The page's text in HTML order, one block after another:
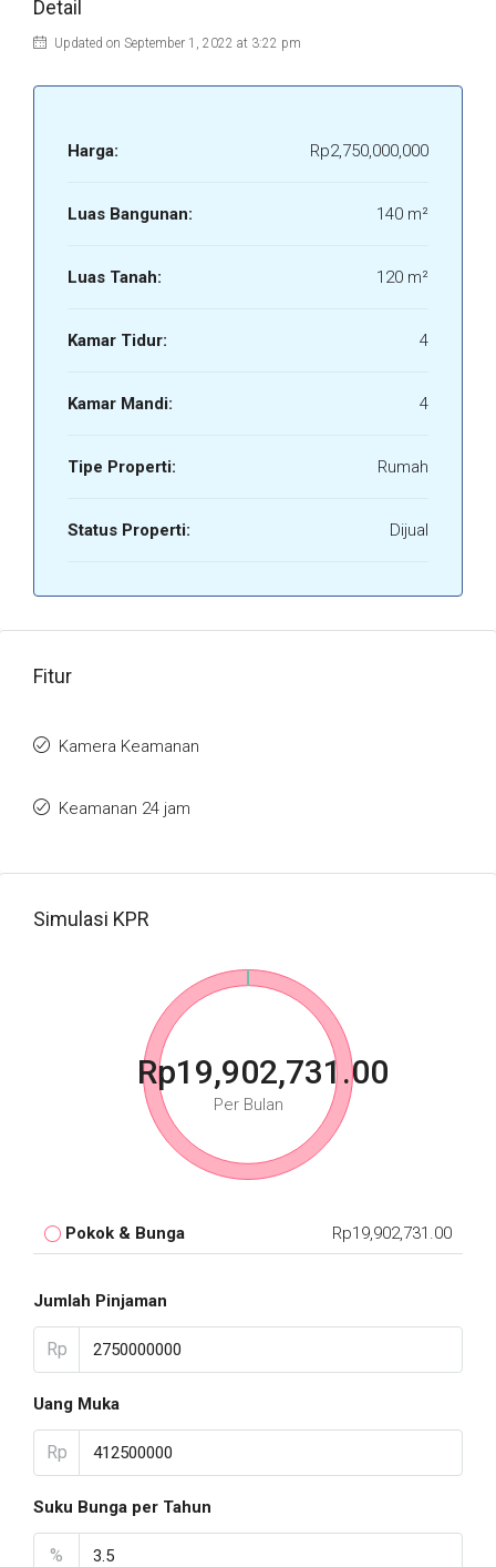
Detail
Updated on September 1, 2022 at 3:22 pm
Harga: Rp2,750,000,000
Luas Bangunan: 140 m²
Luas Tanah: 120 m²
Kamar Tidur: 4
Kamar Mandi: 4
Tipe Properti: Rumah
Status Properti: Dijual
Fitur
Kamera Keamanan
Keamanan 24 jam
Simulasi KPR
Rp19,902,731.00
Per Bulan
Pokok & Bunga Rp19,902,731.00
Jumlah Pinjaman
Rp
Uang Muka
Rp
Suku Bunga per Tahun
%